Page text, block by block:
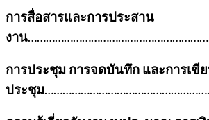
การสื่อสารและการประสาน
งาน
การประชุม การจดบันทึก และการเขี
ประชุม